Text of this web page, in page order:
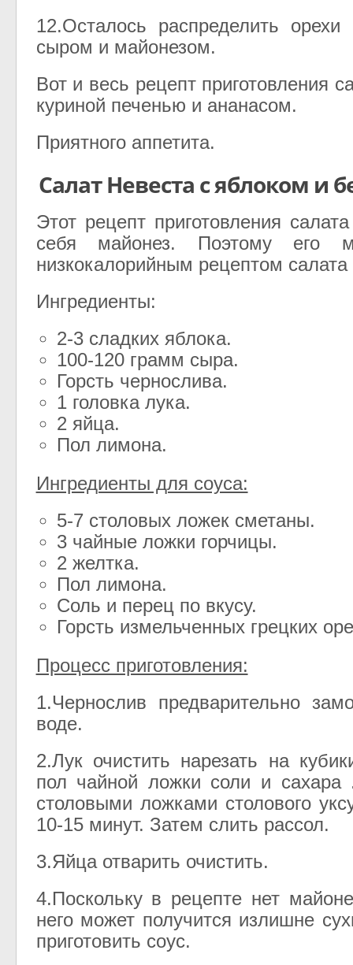
12.Осталось распределить
сыром и майонезом.
Вот и весь рецепт приготовления
куриной печенью и ананасом.
Приятного аппетита.
Салат Невеста с яблоком и
Этот рецепт приготовления
себя майонез. Поэтому его
низкокалорийным рецептом салата
Ингредиенты:
2-3 сладких яблока.
100-120 грамм сыра.
Горсть чернослива.
1 головка лука.
2 яйца.
Пол лимона.
Ингредиенты для соуса:
5-7 столовых ложек сметаны.
3 чайные ложки горчицы.
2 желтка.
Пол лимона.
Соль и перец по вкусу.
Горсть измельченных грецких
Процесс приготовления:
1.Чернослив предварительно
воде.
2.Лук очистить нарезать на
пол чайной ложки соли и
столовыми ложками столового
10-15 минут. Затем слить рассол.
3.Яйца отварить очистить.
4.Поскольку в рецепте нет
него может получится излишне
приготовить соус.